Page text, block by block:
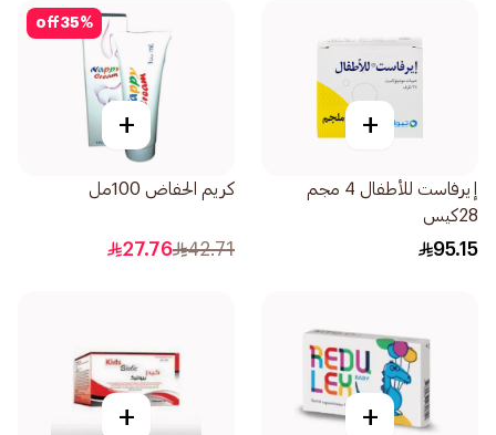
+
إيرفاست للأطفال 4 مجم
28كيس
95.15
35%
off
+
كريم الحفاض 100مل
42.71
27.76
+
+